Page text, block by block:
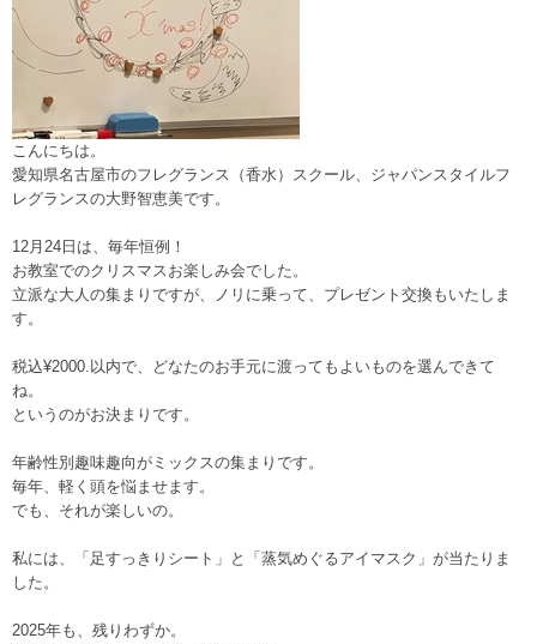
こんにちは。
愛知県名古屋市のフレグランス（香水）スクール、ジャパンスタイルフ
レグランスの大野智恵美です。
12月24日は、毎年恒例！
お教室でのクリスマスお楽しみ会でした。
立派な大人の集まりですが、ノリに乗って、プレゼント交換もいたしま
す。
税込¥2000.以内で、どなたのお手元に渡ってもよいものを選んできて
ね。
というのがお決まりです。
年齢性別趣味趣向がミックスの集まりです。
毎年、軽く頭を悩ませます。
でも、それが楽しいの。
私には、「足すっきりシート」と「蒸気めぐるアイマスク」が当たりま
した。
2025年も、残りわずか。